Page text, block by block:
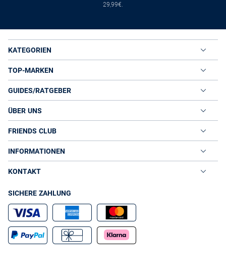
29,99€.
KATEGORIEN
TOP-MARKEN
GUIDES/RATGEBER
ÜBER UNS
FRIENDS CLUB
INFORMATIONEN
KONTAKT
SICHERE ZAHLUNG